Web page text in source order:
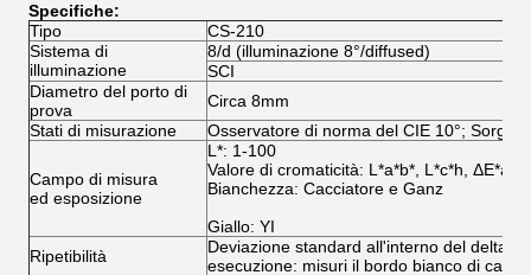
Specifiche:
Tipo
CS-210
Sistema di
illuminazione
8/d (illuminazione 8°/diffused)
SCI
Diametro del porto di
prova
Circa 8mm
Stati di misurazione
Osservatore di norma del CIE 10°;
Campo di misura
ed esposizione
L*: 1-100
Valore di cromaticità: L*a*b*, L*c*h,
Bianchezza: Cacciatore e Ganz
Giallo: YI
Ripetibilità
Deviazione standard all'interno del delta
esecuzione: misuri il bordo bianco di